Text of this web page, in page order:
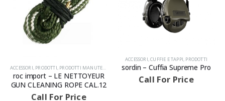
DA TIRO,PRODOTTI
ACCESSORI, PRODOTTI, PRODOTTI MANUTENZIONE ARMI
roc import – LE NETTOYEUR
GUN CLEANING ROPE CAL.12
Call For Price
ACCESSORI,CUFFIE E TAPPI, PRODOTTI
sordin – Cuffia Supreme Pro
Call For Price
AVVISIAMO LA GENTILE CLIENTELA